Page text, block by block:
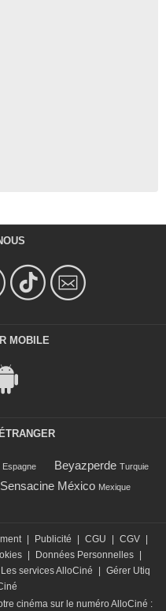
MOBILE
Espagne Beyazperde Turquie
Sensacine México Mexique
| Publicité | CGU | CGV |
| Données Personnelles |
Les services AlloCiné | Gérer Utiq
cinéma sur le numéro AlloCiné :